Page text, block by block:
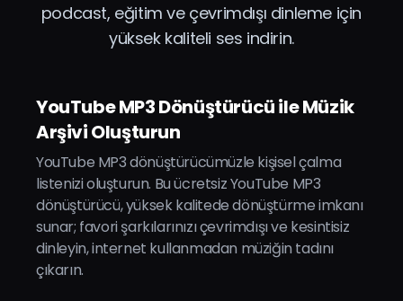
podcast, eğitim ve çevrimdışı dinleme için
yüksek kaliteli ses indirin.
YouTube MP3 Dönüştürücü ile Müzik
Arşivi Oluşturun
YouTube MP3 dönüştürücümüzle kişisel çalma
listenizi oluşturun. Bu ücretsiz YouTube MP3
dönüştürücü, yüksek kalitede dönüştürme imkanı
sunar; favori şarkılarınızı çevrimdışı ve kesintisiz
dinleyin, internet kullanmadan müziğin tadını
çıkarın.